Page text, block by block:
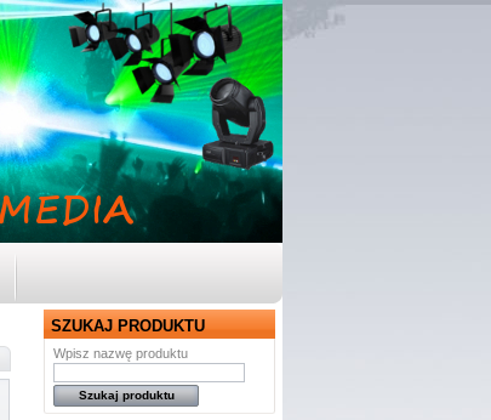
SZUKAJ PRODUKTU
Wpisz nazwę produktu